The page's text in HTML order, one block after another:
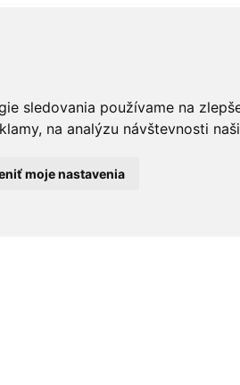
sledovania používame na
na analýzu návštevnosti
moje nastavenia